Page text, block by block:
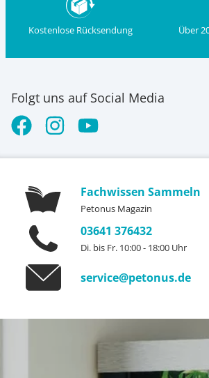
Kostenlose Rücksendung Über
Folgt uns auf Social Media
Fachwissen Sammeln
Petonus Magazin
03641 376432
Di. bis Fr. 10:00 - 18:00 Uhr
service@petonus.de